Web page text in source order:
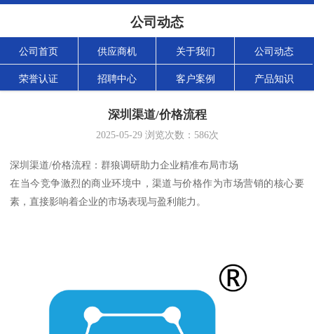
公司动态
公司首页 供应商机 关于我们 公司动态
荣誉认证 招聘中心 客户案例 产品知识
深圳渠道/价格流程
2025-05-29浏览次数： 586次
深圳渠道/价格流程：群狼调研助力企业精准布局市场
在当今竞争激烈的商业环境中，渠道与价格作为市场营销的核心要
素，直接影响着企业的市场表现与盈利能力。